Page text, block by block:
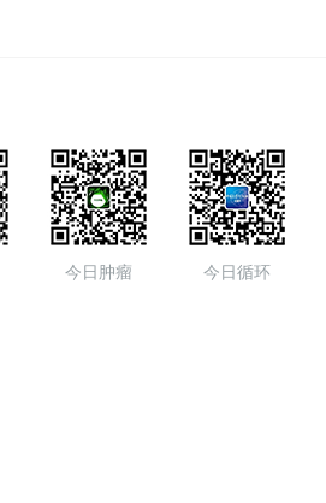
今日肿瘤 今日循环